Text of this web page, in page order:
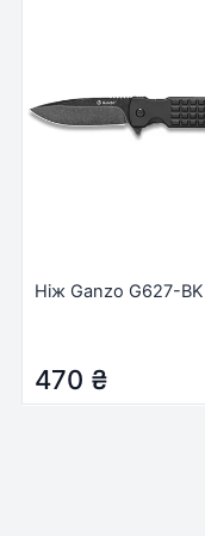
Ніж Ganzo G627-BK
470 ₴